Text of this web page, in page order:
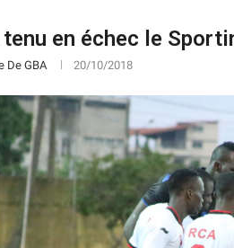
tenu en échec le
De GBA 20/10/2018